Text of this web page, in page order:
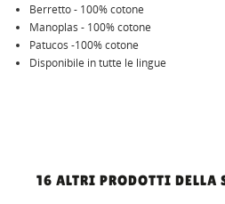
Berretto - 100% cotone
Manoplas - 100% cotone
Patucos -100% cotone
Disponibile in tutte le lingue
16 ALTRI PRODOTTI DELLA